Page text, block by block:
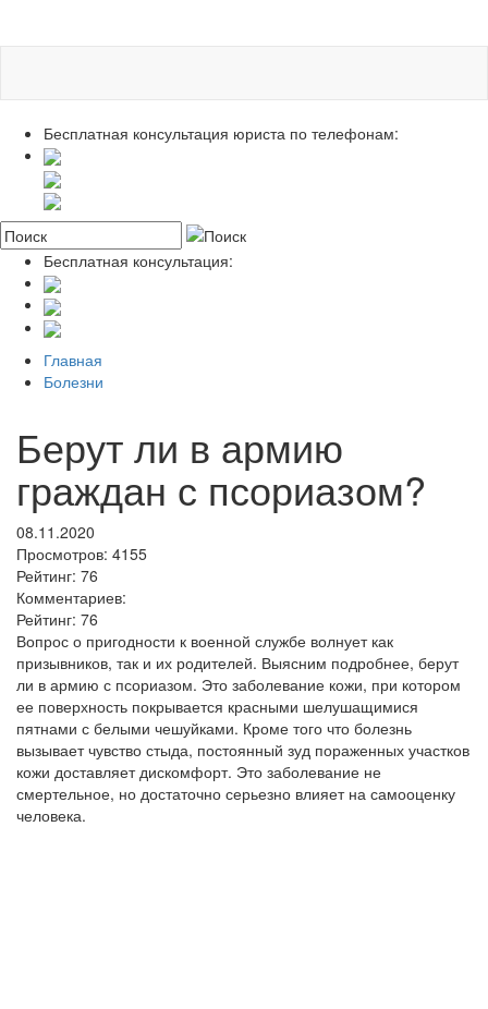
Бесплатная консультация юриста по телефонам:
Бесплатная консультация:
Главная
Болезни
Берут ли в армию
граждан с псориазом?
08.11.2020
Просмотров: 4155
Рейтинг: 76
Комментариев:
Рейтинг: 76
Вопрос о пригодности к военной службе волнует как
призывников, так и их родителей. Выясним подробнее, берут
ли в армию с псориазом. Это заболевание кожи, при котором
ее поверхность покрывается красными шелушащимися
пятнами с белыми чешуйками. Кроме того что болезнь
вызывает чувство стыда, постоянный зуд пораженных участков
кожи доставляет дискомфорт. Это заболевание не
смертельное, но достаточно серьезно влияет на самооценку
человека.